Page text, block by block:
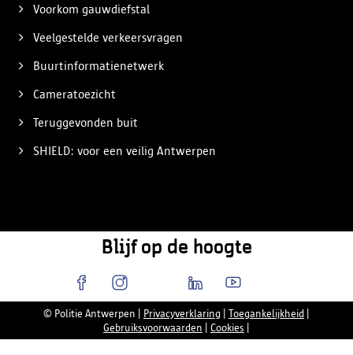
Voorkom gauwdiefstal
Veelgestelde verkeersvragen
Buurtinformatienetwerk
Cameratoezicht
Teruggevonden buit
SHIELD: voor een veilig Antwerpen
Blijf op de hoogte
© Politie Antwerpen Privacyverklaring Toegankelijkheid
Gebruiksvoorwaarden
Cookies